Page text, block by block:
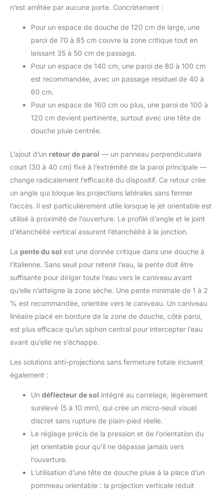
n’est arrêtée par aucune porte. Concrètement :
Pour un espace de douche de 120 cm de large, une
paroi de 70 à 85 cm couvre la zone critique tout en
laissant 35 à 50 cm de passage.
Pour un espace de 140 cm, une paroi de 80 à 100 cm
est recommandée, avec un passage résiduel de 40 à
60 cm.
Pour un espace de 160 cm ou plus, une paroi de 100 à
120 cm devient pertinente, surtout avec une tête de
douche pluie centrée.
L’ajout d’un retour de paroi — un panneau perpendiculaire
court (30 à 40 cm) fixé à l’extrémité de la paroi principale —
change radicalement l’efficacité du dispositif. Ce retour crée
un angle qui bloque les projections latérales sans fermer
l’accès. Il est particulièrement utile lorsque le jet orientable est
utilisé à proximité de l’ouverture. Le profilé d’angle et le joint
d’étanchéité vertical assurent l’étanchéité à la jonction.
La pente du sol est une donnée critique dans une douche à
l’italienne. Sans seuil pour retenir l’eau, la pente doit être
suffisante pour diriger toute l’eau vers le caniveau avant
qu’elle n’atteigne la zone sèche. Une pente minimale de 1 à 2
% est recommandée, orientée vers le caniveau. Un caniveau
linéaire placé en bordure de la zone de douche, côté paroi,
est plus efficace qu’un siphon central pour intercepter l’eau
avant qu’elle ne s’échappe.
Les solutions anti-projections sans fermeture totale incluent
également :
Un déflecteur de sol intégré au carrelage, légèrement
surélevé (5 à 10 mm), qui crée un micro-seuil visuel
discret sans rupture de plain-pied réelle.
Le réglage précis de la pression et de l’orientation du
jet orientable pour qu’il ne dépasse jamais vers
l’ouverture.
L’utilisation d’une tête de douche pluie à la place d’un
pommeau orientable : la projection verticale réduit